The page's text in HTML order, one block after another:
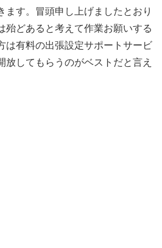
ます。冒頭申し上げましたとおり
殆どあると考えて作業お願いする
は有料の出張設定サポートサービ
放してもらうのがベストだと言え